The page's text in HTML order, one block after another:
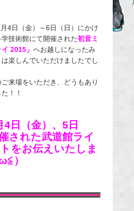
4日（金）～6日（日）にかけ
技術館にて開催された初音ミ
2015」 へお越しになったみ
楽しんでいただけましたでし
来場をいただき、どうもあり
！！
日（金）、5日
された武道館ライ
をお伝えいたしま
）